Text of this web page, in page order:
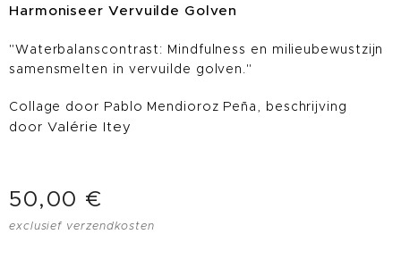
Harmoniseer Vervuilde Golven
"Waterbalanscontrast: Mindfulness en milieubewustzijn
samensmelten in vervuilde golven."
Collage door Pablo Mendioroz Peña, beschrijving
door Valérie Itey
50,00 €
exclusief verzendkosten